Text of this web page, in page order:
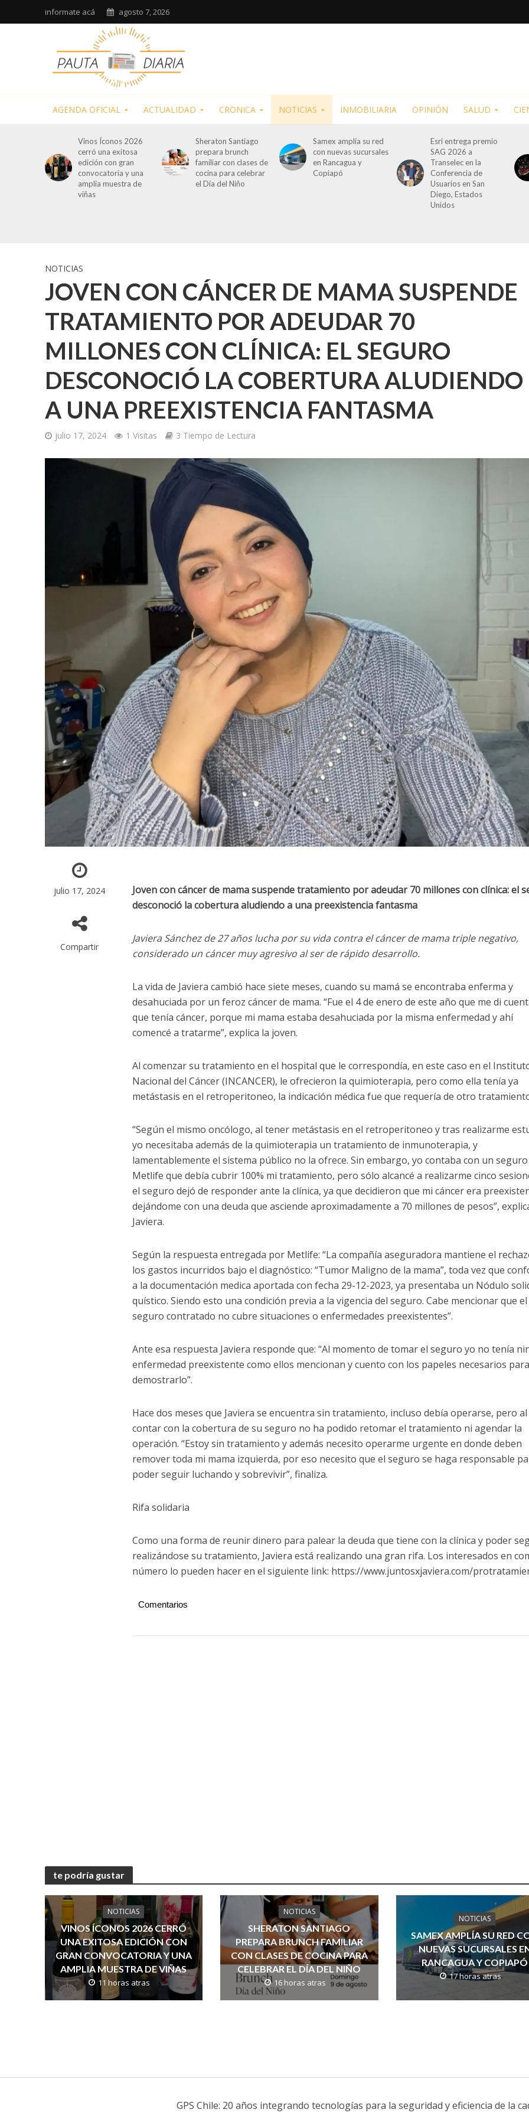
informate acá agosto 7, 2026
AGENDA OFICIAL ACTUALIDAD CRONICA NOTICIAS INMOBILIARIA OPINIÓN SALUD
Vinos Íconos 2026
cerró una exitosa
edición con gran
convocatoria y una
amplia muestra de
viñas
Sheraton Santiago
prepara brunch
familiar con clases de
cocina para celebrar
el Día del Niño
Samex amplía su red
con nuevas sucursales
en Rancagua y
Copiapó
Esri entrega premio
SAG 2026 a
Transelec en la
Conferencia de
Usuarios en San
Diego, Estados
Unidos
NOTICIAS
JOVEN CON CÁNCER DE MAMA SUSPENDE
TRATAMIENTO POR ADEUDAR 70
MILLONES CON CLÍNICA: EL SEGURO
DESCONOCIÓ LA COBERTURA ALUDIENDO
A UNA PREEXISTENCIA FANTASMA
julio 17, 2024 1 Visitas 3 Tiempo de Lectura
julio 17, 2024
Compartir
Joven con cáncer de mama suspende tratamiento por adeudar 70 millones con clínica: el
desconoció la cobertura aludiendo a una preexistencia fantasma
Javiera Sánchez de 27 años lucha por su vida contra el cáncer de mama triple negativo,
considerado un cáncer muy agresivo al ser de rápido desarrollo.
La vida de Javiera cambió hace siete meses, cuando su mamá se encontraba enferma y
desahuciada por un feroz cáncer de mama. “Fue el 4 de enero de este año que me di
que tenía cáncer, porque mi mama estaba desahuciada por la misma enfermedad y ahí
comencé a tratarme”, explica la joven.
Al comenzar su tratamiento en el hospital que le correspondía, en este caso en el
Nacional del Cáncer (INCANCER), le ofrecieron la quimioterapia, pero como ella tenía ya
metástasis en el retroperitoneo, la indicación médica fue que requería de otro
“Según el mismo oncólogo, al tener metástasis en el retroperitoneo y tras realizarme
yo necesitaba además de la quimioterapia un tratamiento de inmunoterapia, y
lamentablemente el sistema público no la ofrece. Sin embargo, yo contaba con un seguro
Metlife que debía cubrir 100% mi tratamiento, pero sólo alcancé a realizarme cinco
el seguro dejó de responder ante la clínica, ya que decidieron que mi cáncer era
dejándome con una deuda que asciende aproximadamente a 70 millones de pesos”,
Javiera.
Según la respuesta entregada por Metlife: “La compañía aseguradora mantiene el
los gastos incurridos bajo el diagnóstico: “Tumor Maligno de la mama”, toda vez que
a la documentación medica aportada con fecha 29-12-2023, ya presentaba un Nódulo
quístico. Siendo esto una condición previa a la vigencia del seguro. Cabe mencionar que el
seguro contratado no cubre situaciones o enfermedades preexistentes”.
Ante esa respuesta Javiera responde que: “Al momento de tomar el seguro yo no tenía
enfermedad preexistente como ellos mencionan y cuento con los papeles necesarios para
demostrarlo”.
Hace dos meses que Javiera se encuentra sin tratamiento, incluso debía operarse, pero
contar con la cobertura de su seguro no ha podido retomar el tratamiento ni agendar la
operación. “Estoy sin tratamiento y además necesito operarme urgente en donde deben
remover toda mi mama izquierda, por eso necesito que el seguro se haga responsable
poder seguir luchando y sobrevivir”, finaliza.
Rifa solidaria
Como una forma de reunir dinero para palear la deuda que tiene con la clínica y poder
realizándose su tratamiento, Javiera está realizando una gran rifa. Los interesados en
número lo pueden hacer en el siguiente link: https://www.juntosxjaviera.com/
Comentarios
te podría gustar
NOTICIAS
VINOS ÍCONOS 2026 CERRÓ
UNA EXITOSA EDICIÓN CON
GRAN CONVOCATORIA Y UNA
AMPLIA MUESTRA DE VIÑAS
11 horas atras
NOTICIAS
SHERATON SANTIAGO
PREPARA BRUNCH FAMILIAR
CON CLASES DE COCINA PARA
CELEBRAR EL DÍA DEL NIÑO
16 horas atras
NOTICIAS
SAMEX AMPLÍA SU RED
NUEVAS SUCURSALES
RANCAGUA Y COPIAPÓ
17 horas atras
GPS Chile: 20 años integrando tecnologías para la seguridad y eficiencia de la